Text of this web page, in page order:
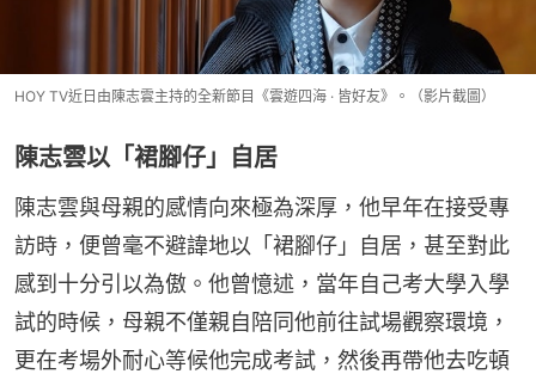
HOY TV近日由陳志雲主持的全新節目《雲遊四海 · 皆好友》。（影片截圖）
陳志雲以「裙腳仔」自居
陳志雲與母親的感情向來極為深厚，他早年在接受專
訪時，便曾毫不避諱地以「裙腳仔」自居，甚至對此
感到十分引以為傲。他曾憶述，當年自己考大學入學
試的時候，母親不僅親自陪同他前往試場觀察環境，
更在考場外耐心等候他完成考試，然後再帶他去吃頓